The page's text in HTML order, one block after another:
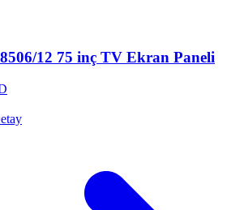
12 75 inç TV Ekran Paneli